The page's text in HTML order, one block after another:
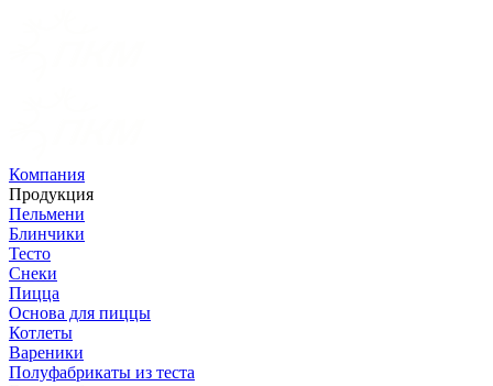
Компания
Продукция
Пельмени
Блинчики
Тесто
Снеки
Пицца
Основа для пиццы
Котлеты
Вареники
Полуфабрикаты из теста